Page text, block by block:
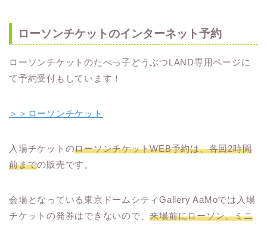
ローソンチケットのインターネット予約
ローソンチケットのたべっ子どうぶつLAND専用ページに
て予約受付もしています！
＞＞ローソンチケット
入場チケットのローソンチケットWEB予約は、各回2時間
前までの販売です。
会場となっている東京ドームシティGallery AaMoでは入場
チケットの発券はできないので、来場前にローソン、ミニ